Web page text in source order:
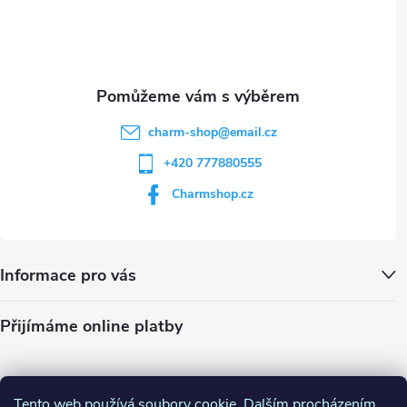
charm-shop@email.cz
+420 777880555
Charmshop.cz
Informace pro vás
Přijímáme online platby